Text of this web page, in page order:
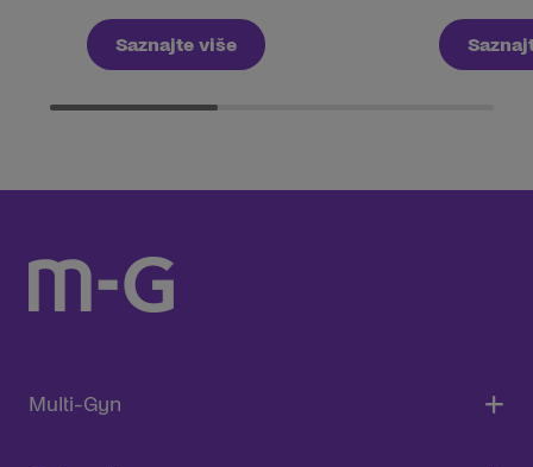
Saznajte više
Multi-Gyn